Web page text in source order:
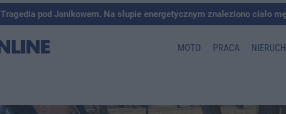
Tragedia pod Janikowem. Na słupie energetycznym znaleziono ciało
MOTO PRACA